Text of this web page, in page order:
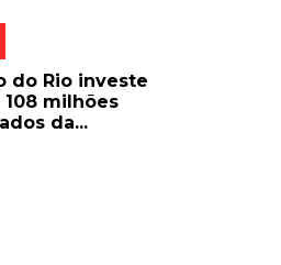
do Rio investe
108 milhões
da...